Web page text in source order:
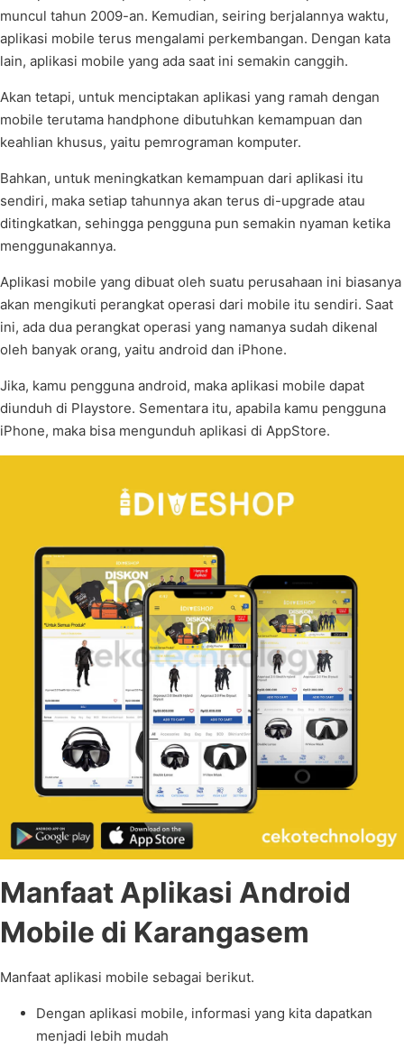
muncul tahun 2009-an. Kemudian, seiring berjalannya waktu,
aplikasi mobile terus mengalami perkembangan. Dengan kata
lain, aplikasi mobile yang ada saat ini semakin canggih.
Akan tetapi, untuk menciptakan aplikasi yang ramah dengan
mobile terutama handphone dibutuhkan kemampuan dan
keahlian khusus, yaitu pemrograman komputer.
Bahkan, untuk meningkatkan kemampuan dari aplikasi itu
sendiri, maka setiap tahunnya akan terus di-upgrade atau
ditingkatkan, sehingga pengguna pun semakin nyaman ketika
menggunakannya.
Aplikasi mobile yang dibuat oleh suatu perusahaan ini biasanya
akan mengikuti perangkat operasi dari mobile itu sendiri. Saat
ini, ada dua perangkat operasi yang namanya sudah dikenal
oleh banyak orang, yaitu android dan iPhone.
Jika, kamu pengguna android, maka aplikasi mobile dapat
diunduh di Playstore. Sementara itu, apabila kamu pengguna
iPhone, maka bisa mengunduh aplikasi di AppStore.
Manfaat Aplikasi Android
Mobile di Karangasem
Manfaat aplikasi mobile sebagai berikut.
Dengan aplikasi mobile, informasi yang kita dapatkan
menjadi lebih mudah